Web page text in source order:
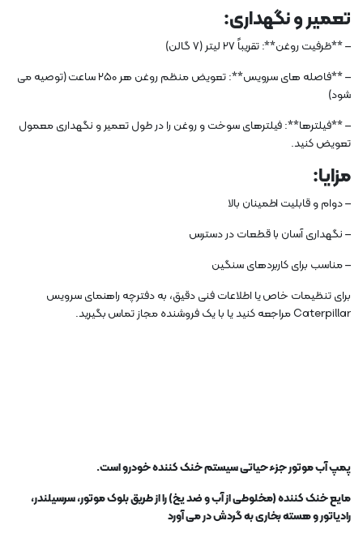
تعمیر و نگهداری:
– **ظرفیت روغن**: تقریباً 27 لیتر (7 گالن)
– **فاصله های سرویس**: تعویض منظم روغن هر 250 ساعت (توصیه می
شود)
– **فیلترها**: فیلترهای سوخت و روغن را در طول تعمیر و نگهداری معمول
تعویض کنید.
مزایا:
– دوام و قابلیت اطمینان بالا
– نگهداری آسان با قطعات در دسترس
– مناسب برای کاربردهای سنگین
برای تنظیمات خاص یا اطلاعات فنی دقیق، به دفترچه راهنمای سرویس
Caterpillar مراجعه کنید یا با یک فروشنده مجاز تماس بگیرید.
پمپ آب موتور جزء حیاتی سیستم خنک کننده خودرو است.
مایع خنک کننده (مخلوطی از آب و ضد یخ) را از طریق بلوک موتور، سرسیلندر،
رادیاتور و هسته بخاری به گردش در می آورد